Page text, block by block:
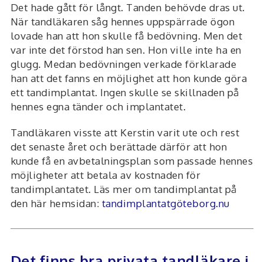
Det hade gått för långt. Tanden behövde dras ut.
När tandläkaren såg hennes uppspärrade ögon
lovade han att hon skulle få bedövning. Men det
var inte det förstod han sen. Hon ville inte ha en
glugg. Medan bedövningen verkade förklarade
han att det fanns en möjlighet att hon kunde göra
ett tandimplantat. Ingen skulle se skillnaden på
hennes egna tänder och implantatet.
Tandläkaren visste att Kerstin varit ute och rest
det senaste året och berättade därför att hon
kunde få en avbetalningsplan som passade hennes
möjligheter att betala av kostnaden för
tandimplantatet. Läs mer om tandimplantat på
den här hemsidan: tandimplantatgöteborg.nu